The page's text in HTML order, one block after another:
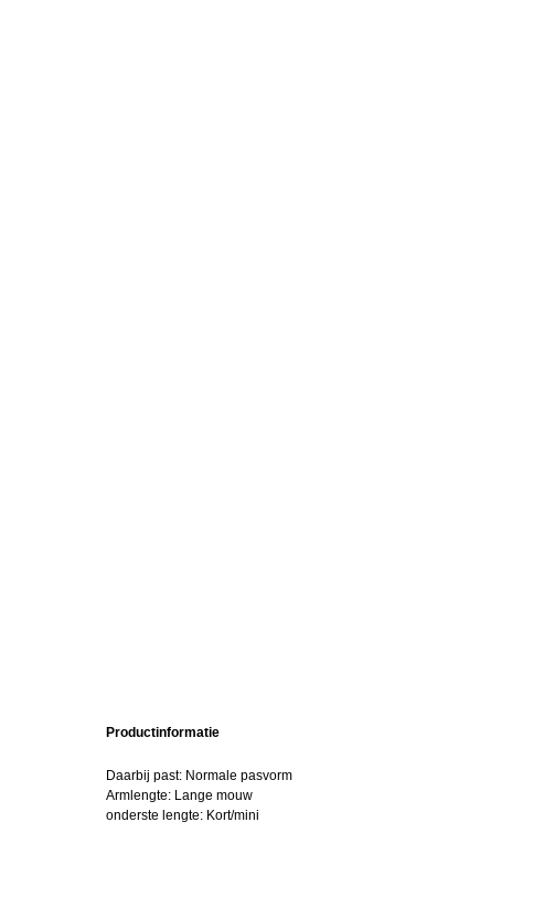
Productinformatie
Daarbij past: Normale pasvorm
Armlengte: Lange mouw
onderste lengte: Kort/mini